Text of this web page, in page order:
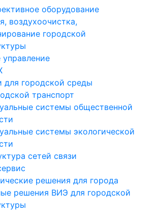
оборудование
воздухоочистка,
городской
для городской среды
транспорт
системы общественной
системы экологической
сетей связи
решения для города
решения ВИЭ для городской